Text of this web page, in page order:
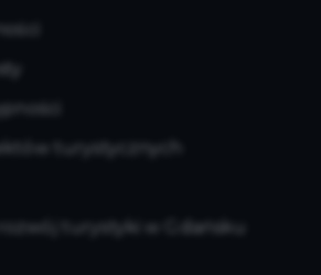
turystycznych
turystyki w Gdańsku